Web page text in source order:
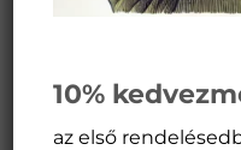
Kevés olyan növény
10%
az első